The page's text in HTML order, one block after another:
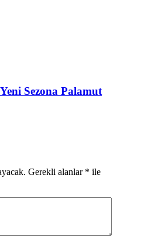
Sezona Palamut
Gerekli alanlar * ile